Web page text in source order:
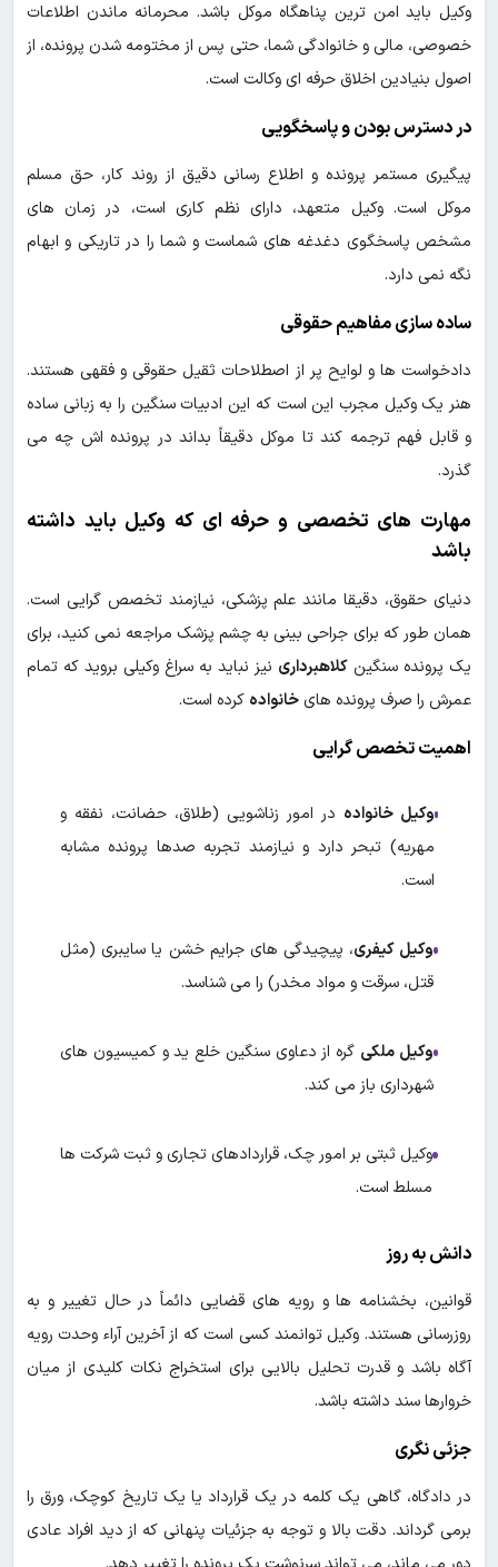
وکیل باید امن ترین پناهگاه موکل باشد. محرمانه ماندن اطلاعات
خصوصی، مالی و خانوادگی شما، حتی پس از مختومه شدن پرونده، از
اصول بنیادین اخلاق حرفه ای وکالت است.
در دسترس بودن و پاسخگویی
پیگیری مستمر پرونده و اطلاع رسانی دقیق از روند کار، حق مسلم
موکل است. وکیل متعهد، دارای نظم کاری است، در زمان های
مشخص پاسخگوی دغدغه های شماست و شما را در تاریکی و ابهام
نگه نمی دارد.
ساده سازی مفاهیم حقوقی
دادخواست ها و لوایح پر از اصطلاحات ثقیل حقوقی و فقهی هستند.
هنر یک وکیل مجرب این است که این ادبیات سنگین را به زبانی ساده
و قابل فهم ترجمه کند تا موکل دقیقاً بداند در پرونده اش چه می
گذرد.
مهارت های تخصصی و حرفه ای که وکیل باید داشته
باشد
دنیای حقوق، دقیقا مانند علم پزشکی، نیازمند تخصص گرایی است.
همان طور که برای جراحی بینی به چشم پزشک مراجعه نمی کنید، برای
یک پرونده سنگین کلاهبرداری نیز نباید به سراغ وکیلی بروید که تمام
عمرش را صرف پرونده های خانواده کرده است.
اهمیت تخصص گرایی
وکیل خانواده در امور زناشویی (طلاق، حضانت، نفقه و
مهریه) تبحر دارد و نیازمند تجربه صدها پرونده مشابه
است.
وکیل کیفری، پیچیدگی های جرایم خشن یا سایبری (مثل
قتل، سرقت و مواد مخدر) را می شناسد.
وکیل ملکی گره از دعاوی سنگین خلع ید و کمیسیون های
شهرداری باز می کند.
وکیل ثبتی بر امور چک، قراردادهای تجاری و ثبت شرکت ها
مسلط است.
دانش به روز
قوانین، بخشنامه ها و رویه های قضایی دائماً در حال تغییر و به
روزرسانی هستند. وکیل توانمند کسی است که از آخرین آراء وحدت رویه
آگاه باشد و قدرت تحلیل بالایی برای استخراج نکات کلیدی از میان
خروارها سند داشته باشد.
جزئی نگری
در دادگاه، گاهی یک کلمه در یک قرارداد یا یک تاریخ کوچک، ورق را
برمی گرداند. دقت بالا و توجه به جزئیات پنهانی که از دید افراد عادی